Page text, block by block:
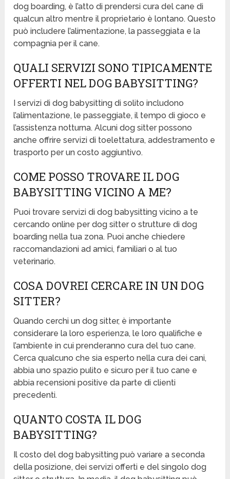
dog boarding, è l’atto di prendersi cura del cane di
qualcun altro mentre il proprietario è lontano. Questo
può includere l’alimentazione, la passeggiata e la
compagnia per il cane.
QUALI SERVIZI SONO TIPICAMENTE
OFFERTI NEL DOG BABYSITTING?
I servizi di dog babysitting di solito includono
l’alimentazione, le passeggiate, il tempo di gioco e
l’assistenza notturna. Alcuni dog sitter possono
anche offrire servizi di toelettatura, addestramento e
trasporto per un costo aggiuntivo.
COME POSSO TROVARE IL DOG
BABYSITTING VICINO A ME?
Puoi trovare servizi di dog babysitting vicino a te
cercando online per dog sitter o strutture di dog
boarding nella tua zona. Puoi anche chiedere
raccomandazioni ad amici, familiari o al tuo
veterinario.
COSA DOVREI CERCARE IN UN DOG
SITTER?
Quando cerchi un dog sitter, è importante
considerare la loro esperienza, le loro qualifiche e
l’ambiente in cui prenderanno cura del tuo cane.
Cerca qualcuno che sia esperto nella cura dei cani,
abbia uno spazio pulito e sicuro per il tuo cane e
abbia recensioni positive da parte di clienti
precedenti.
QUANTO COSTA IL DOG
BABYSITTING?
Il costo del dog babysitting può variare a seconda
della posizione, dei servizi offerti e del singolo dog